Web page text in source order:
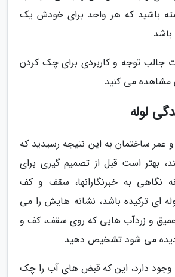
باشید که هر واحد برای خودش یک
جالب توجه و کاربردی برای چک کردن
مشاهده می کنید.
لوله
و عمر ساختمان به این نتیجه رسیدید که
بهتر است قبل از تصمیم گیری برای
نگاهی به خبرنگارانها، سقف و کف
ای ترکیده باشد، نشانه هایش را می
عمیق و زردآب هایی که روی سقف، کف و
دیده می شود تشخیص دهید.
وجود دارد، این که قبض های آب را چک